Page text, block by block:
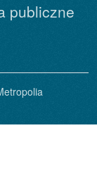
publiczne